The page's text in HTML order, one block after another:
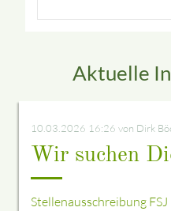
Aktuelle
10.03.2026 16:26 von Dirk
Wir suchen
Stellenausschreibung